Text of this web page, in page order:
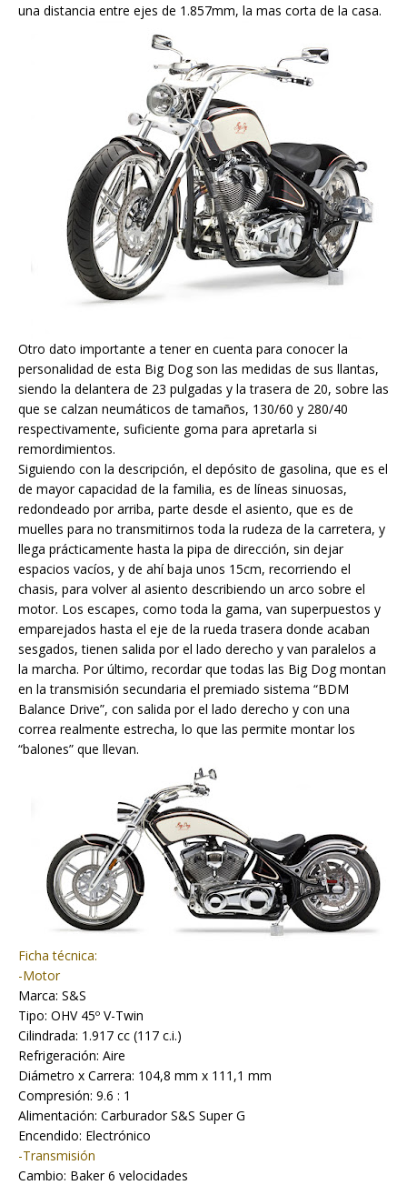
una distancia entre ejes de 1.857mm, la mas corta de la casa.
Otro dato importante a tener en cuenta para conocer la
personalidad de esta Big Dog son las medidas de sus llantas,
siendo la delantera de 23 pulgadas y la trasera de 20, sobre las
que se calzan neumáticos de tamaños, 130/60 y 280/40
respectivamente, suficiente goma para apretarla si
remordimientos.
Siguiendo con la descripción, el depósito de gasolina, que es el
de mayor capacidad de la familia, es de líneas sinuosas,
redondeado por arriba, parte desde el asiento, que es de
muelles para no transmitirnos toda la rudeza de la carretera, y
llega prácticamente hasta la pipa de dirección, sin dejar
espacios vacíos, y de ahí baja unos 15cm, recorriendo el
chasis, para volver al asiento describiendo un arco sobre el
motor. Los escapes, como toda la gama, van superpuestos y
emparejados hasta el eje de la rueda trasera donde acaban
sesgados, tienen salida por el lado derecho y van paralelos a
la marcha. Por último, recordar que todas las Big Dog montan
en la transmisión secundaria el premiado sistema “BDM
Balance Drive”, con salida por el lado derecho y con una
correa realmente estrecha, lo que las permite montar los
“balones” que llevan.
Ficha técnica:
-Motor
Marca: S&S
Tipo: OHV 45º V-Twin
Cilindrada: 1.917 cc (117 c.i.)
Refrigeración: Aire
Diámetro x Carrera: 104,8 mm x 111,1 mm
Compresión: 9.6 : 1
Alimentación: Carburador S&S Super G
Encendido: Electrónico
-Transmisión
Cambio: Baker 6 velocidades